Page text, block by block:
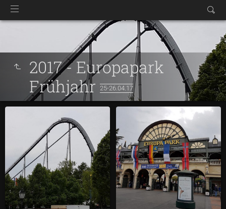
2017 - Europapark
Frühjahr 25-26.04.17